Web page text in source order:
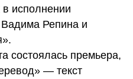
исполнении
Репина и
состоялась премьера,
— текст